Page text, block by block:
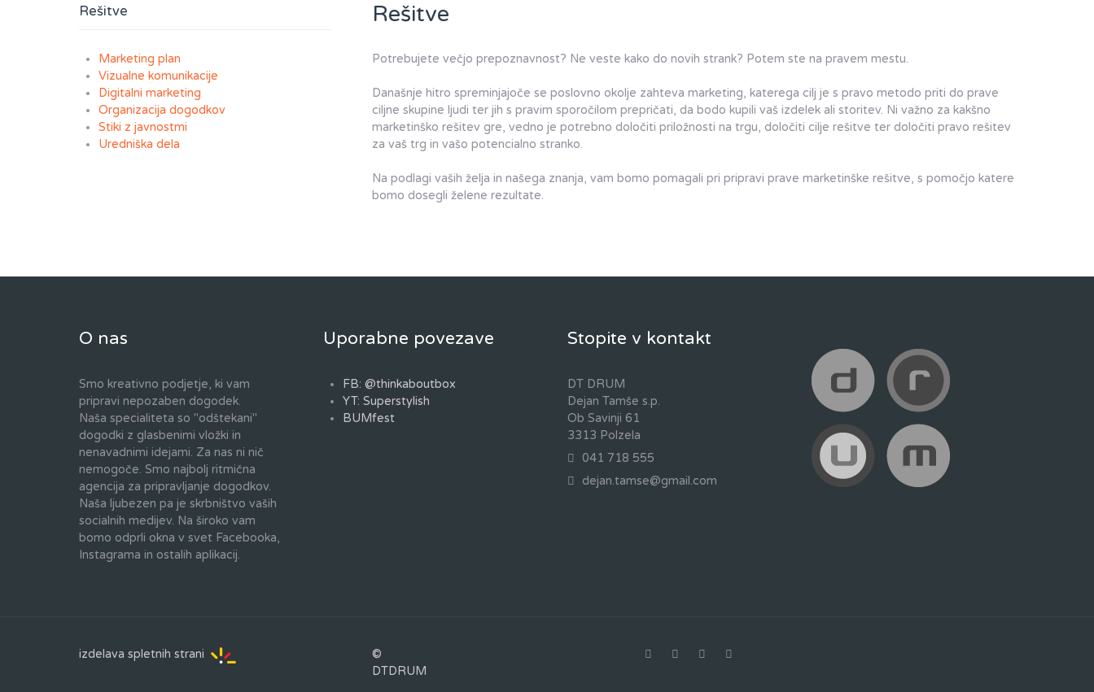
Rešitve
Marketing plan
Vizualne komunikacije
Digitalni marketing
Organizacija dogodkov
Stiki z javnostmi
Uredniška dela
Rešitve
Potrebujete večjo prepoznavnost? Ne veste kako do novih strank? Potem ste na pravem mestu.
Današnje hitro spreminjajoče se poslovno okolje zahteva marketing, katerega cilj je s pravo metodo priti do prave
ciljne skupine ljudi ter jih s pravim sporočilom prepričati, da bodo kupili vaš izdelek ali storitev. Ni važno za kakšno
marketinško rešitev gre, vedno je potrebno določiti priložnosti na trgu, določiti cilje rešitve ter določiti pravo rešitev
za vaš trg in vašo potencialno stranko.
Na podlagi vaših želja in našega znanja, vam bomo pomagali pri pripravi prave marketinške rešitve, s pomočjo katere
bomo dosegli želene rezultate.
O nas
Smo kreativno podjetje, ki vam
pripravi nepozaben dogodek.
Naša specialiteta so "odštekani"
dogodki z glasbenimi vložki in
nenavadnimi idejami. Za nas ni nič
nemogoče. Smo najbolj ritmična
agencija za pripravljanje dogodkov.
Naša ljubezen pa je skrbništvo vaših
socialnih medijev. Na široko vam
bomo odprli okna v svet Facebooka,
Instagrama in ostalih aplikacij.
Uporabne povezave
FB: @thinkaboutbox
YT: Superstylish
BUMfest
Stopite v kontakt
DT DRUM
Dejan Tamše s.p.
Ob Savinji 61
3313 Polzela
041 718 555
dejan.tamse@gmail.com
izdelava spletnih strani
©
DTDRUM